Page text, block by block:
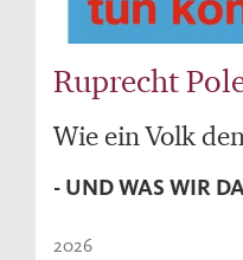
Ruprecht
Wie ein Volk
- UND WAS WIR
2026